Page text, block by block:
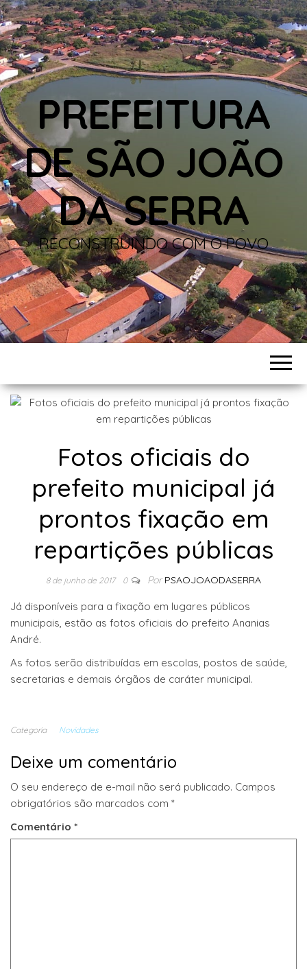
PREFEITURA
DE SÃO JOÃO
DA SERRA
RECONSTRUINDO COM O POVO
Fotos oficiais do
prefeito municipal já
prontos fixação em
repartições públicas
8 de junho de 2017 0 Por PSAOJOAODASERRA
Já disponíveis para a fixação em lugares públicos
municipais, estão as fotos oficiais do prefeito Ananias
André.
As fotos serão distribuídas em escolas, postos de saúde,
secretarias e demais órgãos de caráter municipal.
Categoria Novidades
Deixe um comentário
O seu endereço de e-mail não será publicado. Campos
obrigatórios são marcados com *
Comentário *